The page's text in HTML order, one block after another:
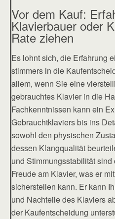
Vor dem Kauf:
Klavierbauer oder
Rate ziehen
Es lohnt sich, die Erfahrung
stimmers in die
allem, wenn Sie eine
gebrauchtes Klavier in die
Fachkenntnissen kann ein
Gebrauchtklaviers bis ins
sowohl den physischen
dessen Klangqualität
und Stimmungsstabilität
Freude am Klavier, was er
sicherstellen kann. Er kann
und Nachteile des Klaviers
der Kaufentscheidung